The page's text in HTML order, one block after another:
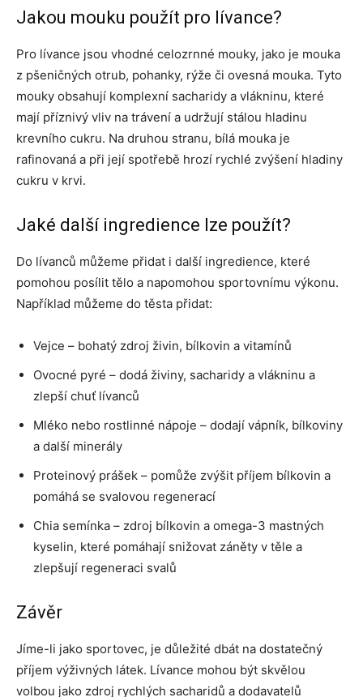
Jakou mouku použít pro lívance?
Pro lívance jsou vhodné celozrnné mouky, jako je mouka
z pšeničných otrub, pohanky, rýže či ovesná mouka. Tyto
mouky obsahují komplexní sacharidy a vlákninu, které
mají příznivý vliv na trávení a udržují stálou hladinu
krevního cukru. Na druhou stranu, bílá mouka je
rafinovaná a při její spotřebě hrozí rychlé zvýšení hladiny
cukru v krvi.
Jaké další ingredience lze použít?
Do lívanců můžeme přidat i další ingredience, které
pomohou posílit tělo a napomohou sportovnímu výkonu.
Například můžeme do těsta přidat:
Vejce – bohatý zdroj živin, bílkovin a vitamínů
Ovocné pyré – dodá živiny, sacharidy a vlákninu a
zlepší chuť lívanců
Mléko nebo rostlinné nápoje – dodají vápník, bílkoviny
a další minerály
Proteinový prášek – pomůže zvýšit příjem bílkovin a
pomáhá se svalovou regenerací
Chia semínka – zdroj bílkovin a omega-3 mastných
kyselin, které pomáhají snižovat záněty v těle a
zlepšují regeneraci svalů
Závěr
Jíme-li jako sportovec, je důležité dbát na dostatečný
příjem výživných látek. Lívance mohou být skvělou
volbou jako zdroj rychlých sacharidů a dodavatelů